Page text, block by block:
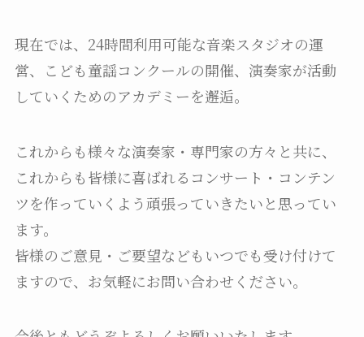
現在では、24時間利用可能な音楽スタジオの運
営、こども童謡コンクールの開催、演奏家が活動
していくためのアカデミーを邂逅。
これからも様々な演奏家・専門家の方々と共に、
これからも皆様に喜ばれるコンサート・コンテン
ツを作っていくよう頑張っていきたいと思ってい
ます。
皆様のご意見・ご要望などもいつでも受け付けて
ますので、お気軽にお問い合わせください。